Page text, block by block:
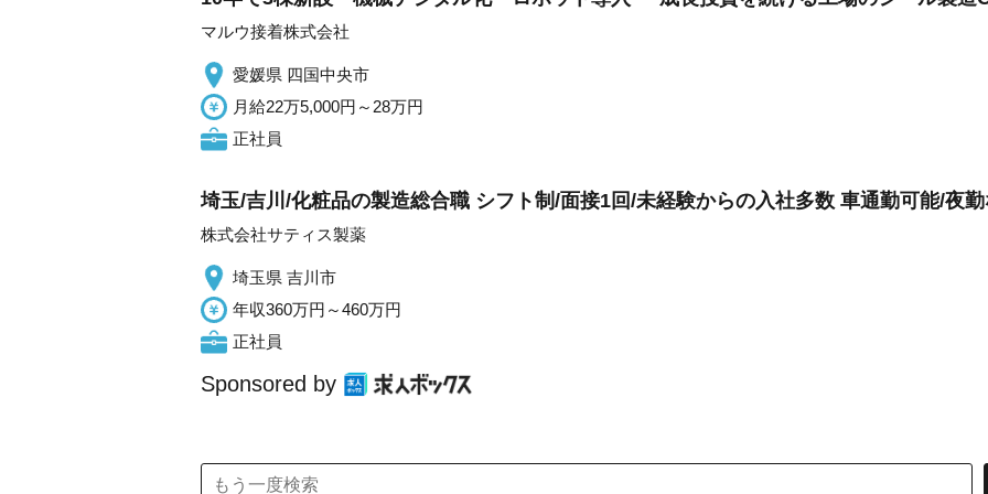
マルウ接着株式会社
愛媛県 四国中央市
月給22万5,000円～28万円
正社員
埼玉/吉川/化粧品の製造総合職 シフト制/面接1回/未経験からの入社多数 車通勤可能/夜
株式会社サティス製薬
埼玉県 吉川市
年収360万円～460万円
正社員
Sponsored by